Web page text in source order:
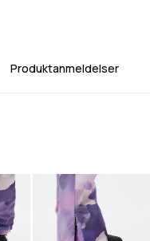
Produktanmeldelser